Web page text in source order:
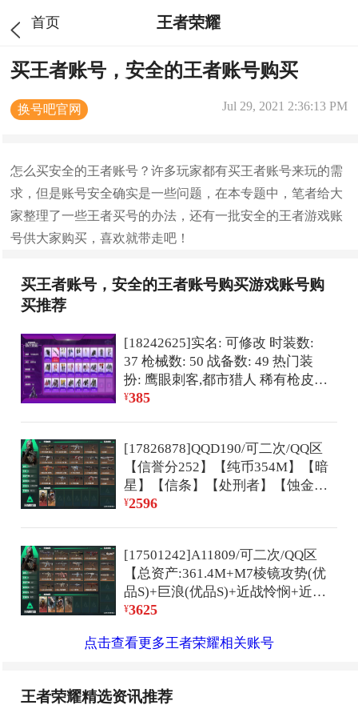
首页 王者荣耀
买王者账号，安全的王者账号购买
换号吧官网 Jul 29, 2021 2:36:13 PM
怎么买安全的王者账号？许多玩家都有买王者账号来玩的需
求，但是账号安全确实是一些问题，在本专题中，笔者给大
家整理了一些王者买号的办法，还有一批安全的王者游戏账
号供大家购买，喜欢就带走吧！
买王者账号，安全的王者账号购买游戏账号购
买推荐
[18242625]实名: 可修改 时装数:
37 枪械数: 50 战备数: 49 热门装
扮: 鹰眼刺客,都市猎人 稀有枪皮:
DP-28-豹影疾电 亮点:
五级Mk14-福马献瑞/四级DP-28-
豹影疾电/都市猎人/Mk14-福马献
瑞/DP-28-豹影疾电/炫彩糖果飞行
器/异瞳寒姬降落伞/炫彩糖果降落
伞/套装-雪国风尚/套装-马上来财/
紫俏灵猫/书海巡游/画境星梦/琴音
绮想/套装-雨过天青/套装-红釉青
花/AKM-影袭/AKM-破晓战
魂/SCAR-L-炫彩节奏/SCAR-L-生
命誓言/M416-红色方程式/M416-
蓝色火焰/GROZA-影袭/AUG-耀粉
虹甜喵/ACE32-画境星梦/UZI-影
¥385
[17826878]QQD190/可二次/QQ区
【信誉分252】【纯币354M】【暗
星】【信条】【处刑者】【蚀金玫
瑰】【非洲之心】【s8赛季通行证
火等级:60级/全面战场：38/纯
币:354M/三角券加币：43（25三
角币+18三角券）【露娜-金牌射
手】//部门:22221/特勤等级（技术
中心3级/工作台3级/制药台3级/防
具台3级/仓库7级/指挥中心5级/训
收藏室2级）（流动资产：
¥2596
[17501242]A11809/可二次/QQ区
【总资产:361.4M+M7棱镜攻势(优
品S)+巨浪(优品S)+近战怜悯+近战
处刑者+红狼蚀金玫瑰+缄花捆绑
+S8赛季3X3+66AW子弹+仓库
角券加币：559（三角币32+三角
¥3625
点击查看更多王者荣耀相关账号
王者荣耀精选资讯推荐